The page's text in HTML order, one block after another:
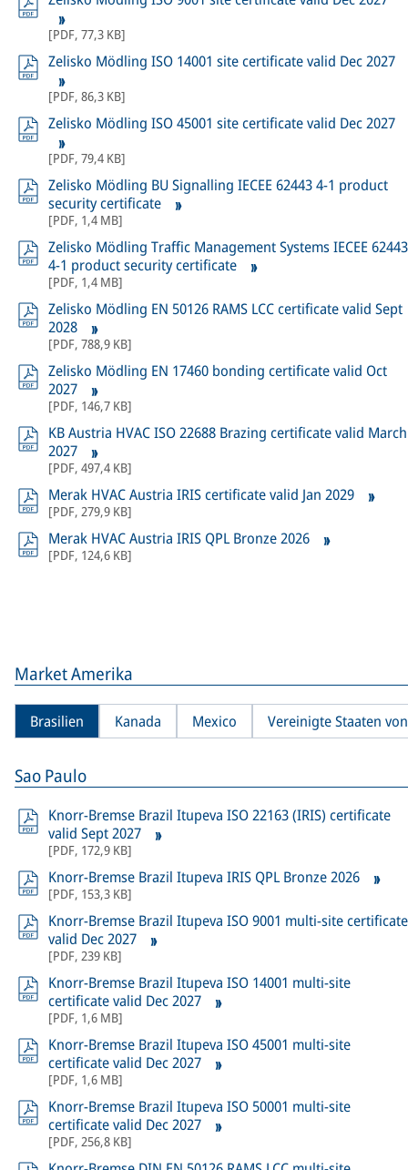
[PDF, 77,3 KB]
Zelisko Mödling ISO 14001 site certificate valid Dec 2027
[PDF, 86,3 KB]
Zelisko Mödling ISO 45001 site certificate valid Dec 2027
[PDF, 79,4 KB]
Zelisko Mödling BU Signalling IECEE 62443 4-1 product
security certificate
[PDF, 1,4 MB]
Zelisko Mödling Traffic Management Systems IECEE 62443
4-1 product security certificate
[PDF, 1,4 MB]
Zelisko Mödling EN 50126 RAMS LCC certificate valid Sept
2028
[PDF, 788,9 KB]
Zelisko Mödling EN 17460 bonding certificate valid Oct
2027
[PDF, 146,7 KB]
KB Austria HVAC ISO 22688 Brazing certificate valid March
2027
[PDF, 497,4 KB]
Merak HVAC Austria IRIS certificate valid Jan 2029
[PDF, 279,9 KB]
Merak HVAC Austria IRIS QPL Bronze 2026
[PDF, 124,6 KB]
Market Amerika
Brasilien Kanada Mexico Vereinigte Staaten
Sao Paulo
Knorr-Bremse Brazil Itupeva ISO 22163 (IRIS) certificate
valid Sept 2027
[PDF, 172,9 KB]
Knorr-Bremse Brazil Itupeva IRIS QPL Bronze 2026
[PDF, 153,3 KB]
Knorr-Bremse Brazil Itupeva ISO 9001 multi-site certificate
valid Dec 2027
[PDF, 239 KB]
Knorr-Bremse Brazil Itupeva ISO 14001 multi-site
certificate valid Dec 2027
[PDF, 1,6 MB]
Knorr-Bremse Brazil Itupeva ISO 45001 multi-site
certificate valid Dec 2027
[PDF, 1,6 MB]
Knorr-Bremse Brazil Itupeva ISO 50001 multi-site
certificate valid Dec 2027
[PDF, 256,8 KB]